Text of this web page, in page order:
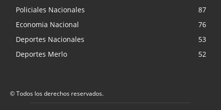
Policiales Nacionales
87
Economia Nacional
76
Deportes Nacionales
53
Deportes Merlo
52
© Todos los derechos reservados.